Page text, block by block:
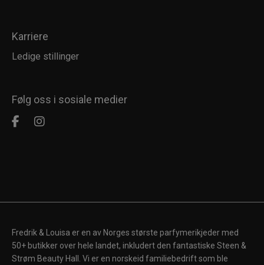
Karriere
Ledige stillinger
Følg oss i sosiale medier
Fredrik & Louisa er en av Norges største parfymerikjeder med
50+ butikker over hele landet, inkludert den fantastiske Steen &
Strøm Beauty Hall. Vi er en norskeid familiebedrift som ble